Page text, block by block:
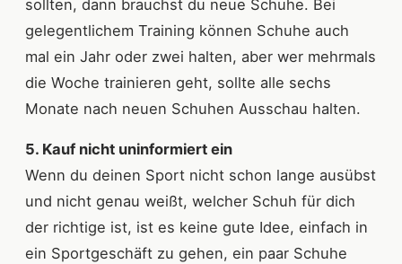
sollten, dann brauchst du neue Schuhe. Bei
gelegentlichem Training können Schuhe auch
mal ein Jahr oder zwei halten, aber wer mehrmals
die Woche trainieren geht, sollte alle sechs
Monate nach neuen Schuhen Ausschau halten.
5. Kauf nicht uninformiert ein
Wenn du deinen Sport nicht schon lange ausübst
und nicht genau weißt, welcher Schuh für dich
der richtige ist, ist es keine gute Idee, einfach in
ein Sportgeschäft zu gehen, ein paar Schuhe